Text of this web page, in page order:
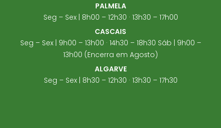
PALMELA
Seg – Sex | 8h00 – 12h30 · 13h30 – 17h00
CASCAIS
Seg – Sex | 9h00 – 13h00 · 14h30 – 18h30 Sáb | 9h00 –
13h00 (Encerra em Agosto)
ALGARVE
Seg – Sex | 8h30 – 12h30 · 13h30 – 17h30